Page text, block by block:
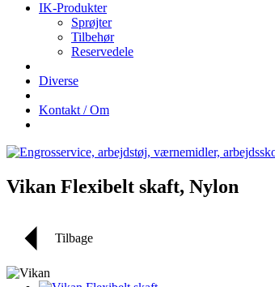
IK-Produkter
Sprøjter
Tilbehør
Reservedele
Diverse
Kontakt / Om
Vikan Flexibelt skaft, Nylon
Tilbage